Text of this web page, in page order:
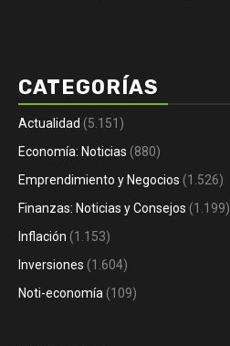
CATEGORÍAS
Actualidad (5.151)
Economía: Noticias (880)
Emprendimiento y Negocios (1.526)
Finanzas: Noticias y Consejos (1.199)
Inflación (1.153)
Inversiones (1.604)
Noti-economía (109)